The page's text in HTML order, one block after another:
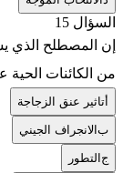
السؤال 15
إن المصطلح الذي
من الكائنات الحية
تاثير عنق الزجاجة
بالانجراف الجيني
جالتطور